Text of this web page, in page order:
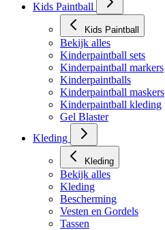
Kids Paintball
Kids Paintball
Bekijk alles
Kinderpaintball sets
Kinderpaintball markers
Kinderpaintballs
Kinderpaintball maskers
Kinderpaintball kleding
Gel Blaster
Kleding
Kleding
Bekijk alles
Kleding
Bescherming
Vesten en Gordels
Tassen